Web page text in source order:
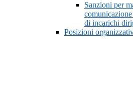
Sanzioni per
di incarichi
Posizioni